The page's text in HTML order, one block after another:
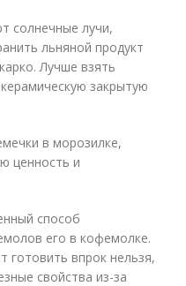
солнечные лучи,
льняной продукт
Лучше взять
закрытую
в морозилке,
ценность и
способ
его в кофемолке.
готовить впрок нельзя,
свойства из-за